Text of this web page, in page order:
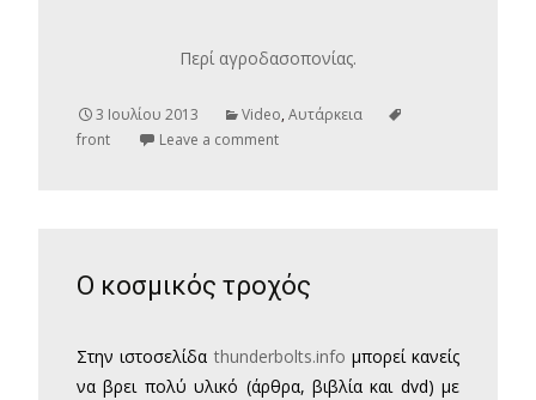
Περί αγροδασοπονίας.
3 Ιουλίου 2013 Video, Αυτάρκεια
front
Leave a comment
Ο κοσμικός τροχός
Στην ιστοσελίδα thunderbolts.info μπορεί κανείς
να βρει πολύ υλικό (άρθρα, βιβλία και dvd) με